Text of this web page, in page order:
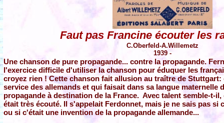
Faut pas Francine écouter les
C.Oberfeld-A.Willemetz
1939 -
Une chanson de pure propagande... contre la propagande.
l'exercice difficile d'utiliser la chanson pour éduquer les
croyez rien ! Cette chanson fait allusion au traître de
service des allemands et qui faisait dans sa langue maternelle
propagande à destination de la France. Avec talent semble-t-
était très écouté. Il s'appelait Ferdonnet, mais je ne sais pas si
ou si c'était une invention de la propagande allemande...